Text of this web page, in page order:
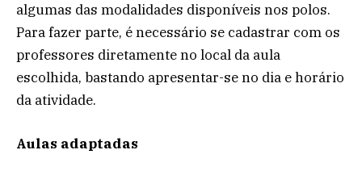
algumas das modalidades disponíveis nos polos.
Para fazer parte, é necessário se cadastrar com os
professores diretamente no local da aula
escolhida, bastando apresentar-se no dia e horário
da atividade.
Aulas adaptadas